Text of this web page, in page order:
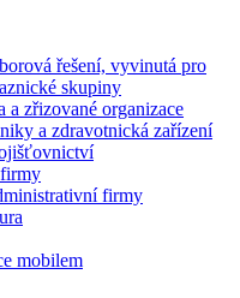
řešení, vyvinutá pro
skupiny
a zřizované organizace
a zdravotnická zařízení
firmy
mobilem